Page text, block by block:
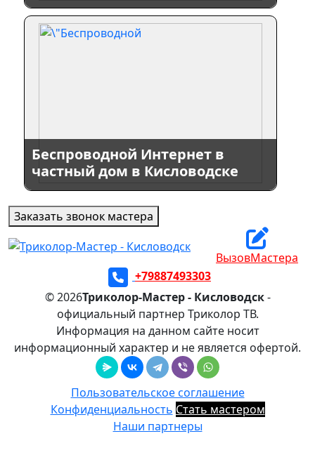
Беспроводной Интернет в
частный дом в Кисловодске
Заказать звонок мастера
ВызовМастера
+79887493303
© 2026Триколор-Мастер - Кисловодск-
официальный партнер Триколор ТВ.
Информация на данном сайте носит
информационный характер и не является офертой.
Пользовательское соглашение
Конфиденциальность Стать мастером
Наши партнеры